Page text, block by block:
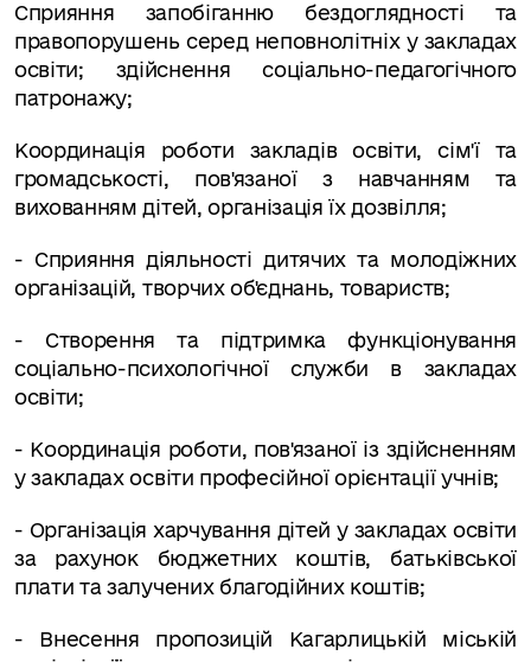
Сприяння запобіганню бездоглядності та
правопорушень се­ред неповнолітніх у закладах
освіти; здійснення соціально-педагогічного
патронажу;
Координація роботи закладів освіти, сім'ї та
громадськості, пов'язаної з навчанням та
вихованням дітей, організація їх дозвілля;
- Сприяння діяльності дитячих та молодіжних
організацій, творчих об'єднань, товариств;
- Створення та підтримка функціонування
соціально-психологічної служби в закладах
освіти;
- Координація роботи, пов'язаної із здійсненням
у закладах освіти професійної орієнтації учнів;
- Організація харчування дітей у закладах освіти
за раху­нок бюджетних коштів, батьківської
плати та залучених благодійних коштів;
- Внесення пропозицій Кагарлицькій міській